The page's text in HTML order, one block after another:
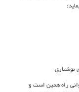
نوشتاري
راه همين است و